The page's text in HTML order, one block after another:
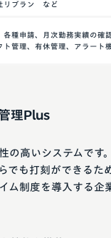
リブラン など
各種申請、月次勤務実績の確
ト管理、有休管理、アラー
理Plus
の高いシステムです
でも打刻ができるた
ム制度を導入する企